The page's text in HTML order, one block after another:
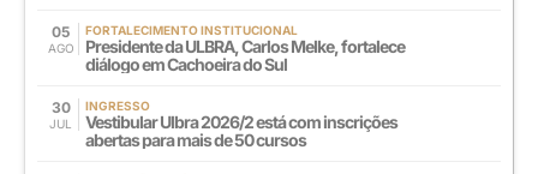
05
AGO
FORTALECIMENTO INSTITUCIONAL
Presidente da ULBRA, Carlos Melke, fortalece
diálogo em Cachoeira do Sul
30
JUL
INGRESSO
Vestibular Ulbra 2026/2 está com inscrições
abertas para mais de 50 cursos